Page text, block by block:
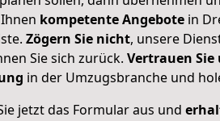
kompetente Angebote in
Zögern Sie nicht, unsere
Sie sich zurück. Vertrauen Sie
in der Umzugsbranche und
jetzt das Formular aus und